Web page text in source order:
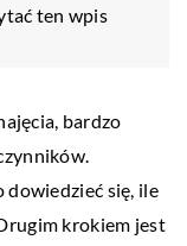
ten wpis
bardzo
dowiedzieć się, ile
krokiem jest